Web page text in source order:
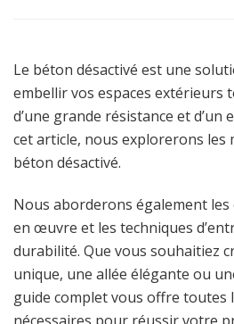
Le béton désactivé est une
embellir vos espaces extérieurs
d’une grande résistance et d’un
cet article, nous explorerons les
béton désactivé.
Nous aborderons également les
en œuvre et les techniques
durabilité. Que vous souhaitiez
unique, une allée élégante ou
guide complet vous offre toutes